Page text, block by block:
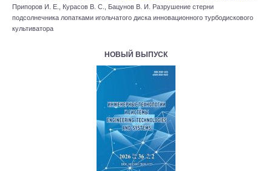
Припоров И. Е., Курасов В. С., Бацунов В. И. Разрушение стерни
подсолнечника лопатками игольчатого диска инновационного турбодискового
культиватора
НОВЫЙ ВЫПУСК